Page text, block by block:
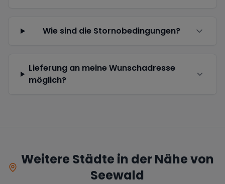
Wie sind die Stornobedingungen?
Lieferung an meine Wunschadresse
möglich?
Weitere Städte in der Nähe von
Seewald